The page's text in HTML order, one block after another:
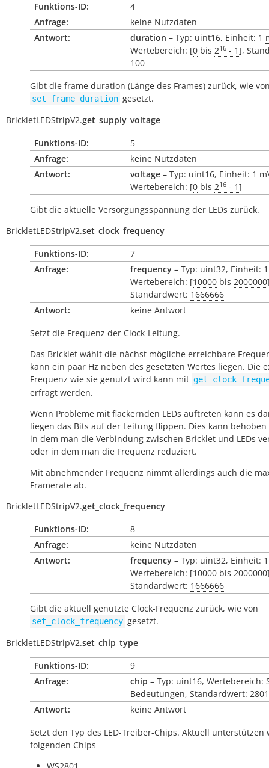
Funktions-ID:
4
Anfrage:
keine Nutzdaten
Antwort:
duration – Typ: uint16, Einheit: 1
Wertebereich: [0 bis 216 - 1],
100
Gibt die frame duration (Länge des Frames) zurück, wie
set_frame_duration gesetzt.
BrickletLEDStripV2.get_supply_voltage
Funktions-ID:
5
Anfrage:
keine Nutzdaten
Antwort:
voltage – Typ: uint16, Einheit: 1
Wertebereich: [0 bis 216 - 1]
Gibt die aktuelle Versorgungsspannung der LEDs zurück.
BrickletLEDStripV2.set_clock_frequency
Funktions-ID:
7
Anfrage:
frequency – Typ: uint32, Einheit:
Wertebereich: [10000 bis 2000000
Standardwert: 1666666
Antwort:
keine Antwort
Setzt die Frequenz der Clock-Leitung.
Das Bricklet wählt die nächst mögliche erreichbare
kann ein paar Hz neben des gesetzten Wertes liegen. Die
Frequenz wie sie genutzt wird kann mit
erfragt werden.
Wenn Probleme mit flackernden LEDs auftreten kann es
liegen das Bits auf der Leitung flippen. Dies kann
in dem man die Verbindung zwischen Bricklet und LEDs
oder in dem man die Frequenz reduziert.
Mit abnehmender Frequenz nimmt allerdings auch die
Framerate ab.
BrickletLEDStripV2.get_clock_frequency
Funktions-ID:
8
Anfrage:
keine Nutzdaten
Antwort:
frequency – Typ: uint32, Einheit:
Wertebereich: [10000 bis 2000000
Standardwert: 1666666
Gibt die aktuell genutzte Clock-Frequenz zurück, wie von
set_clock_frequency gesetzt.
BrickletLEDStripV2.set_chip_type
Funktions-ID:
9
Anfrage:
chip – Typ: uint16, Wertebereich:
Bedeutungen, Standardwert: 2801
Antwort:
keine Antwort
Setzt den Typ des LED-Treiber-Chips. Aktuell unterstützen
folgenden Chips